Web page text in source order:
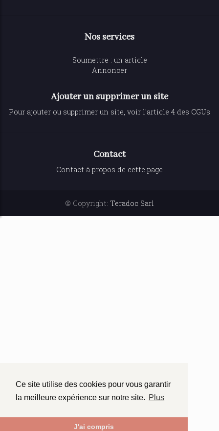
Ce site utilise des cookies pour vous garantir
la meilleure expérience sur notre site. Plus
J'ai compris
Nos services
Soumettre : un article
Annoncer
Ajouter un supprimer un site
Pour ajouter ou supprimer un site, voir l'article 4 des CGUs
Contact
Contact à propos de cette page
© Copyright: Teradoc Sarl